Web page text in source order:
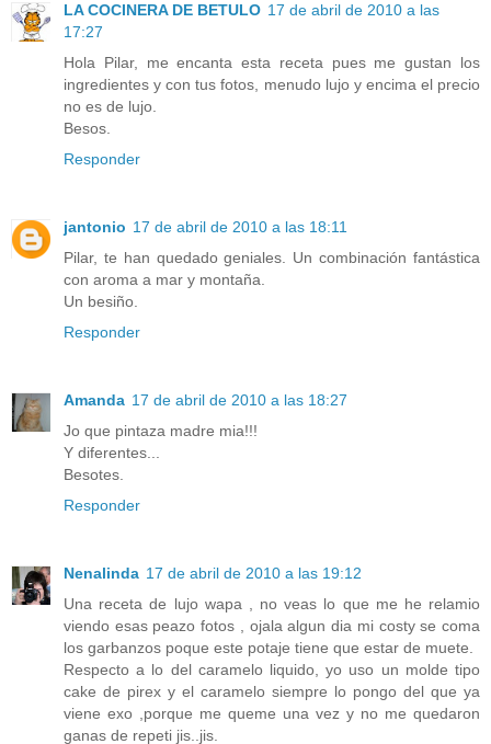
LA COCINERA DE BETULO 17 de abril de 2010 a las
17:27
Hola Pilar, me encanta esta receta pues me gustan los
ingredientes y con tus fotos, menudo lujo y encima el precio
no es de lujo.
Besos.
Responder
jantonio 17 de abril de 2010 a las 18:11
Pilar, te han quedado geniales. Un combinación fantástica
con aroma a mar y montaña.
Un besiño.
Responder
Amanda 17 de abril de 2010 a las 18:27
Jo que pintaza madre mia!!!
Y diferentes...
Besotes.
Responder
Nenalinda 17 de abril de 2010 a las 19:12
Una receta de lujo wapa , no veas lo que me he relamio
viendo esas peazo fotos , ojala algun dia mi costy se coma
los garbanzos poque este potaje tiene que estar de muete.
Respecto a lo del caramelo liquido, yo uso un molde tipo
cake de pirex y el caramelo siempre lo pongo del que ya
viene exo ,porque me queme una vez y no me quedaron
ganas de repeti jis..jis.